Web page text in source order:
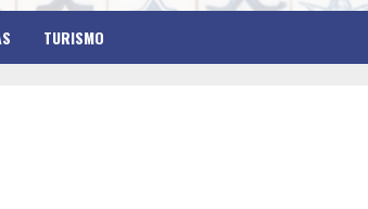
TURISMO